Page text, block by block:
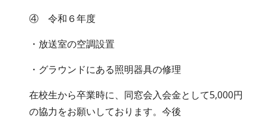
④ 令和６年度
・放送室の空調設置
・グラウンドにある照明器具の修理
在校生から卒業時に、同窓会入会金として5,000円
の協力をお願いしております。今後